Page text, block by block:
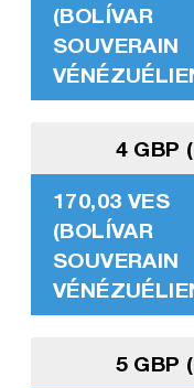
(BOLÍVAR
SOUVERAIN
4 GBP
170,03 VES
(BOLÍVAR
SOUVERAIN
5 GBP